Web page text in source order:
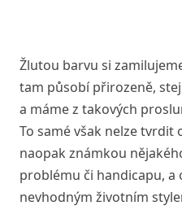
Žlutou barvu si
tam působí přirozeně,
a máme z takových
To samé však nelze
naopak známkou
problému či handicapu, a
nevhodným životním